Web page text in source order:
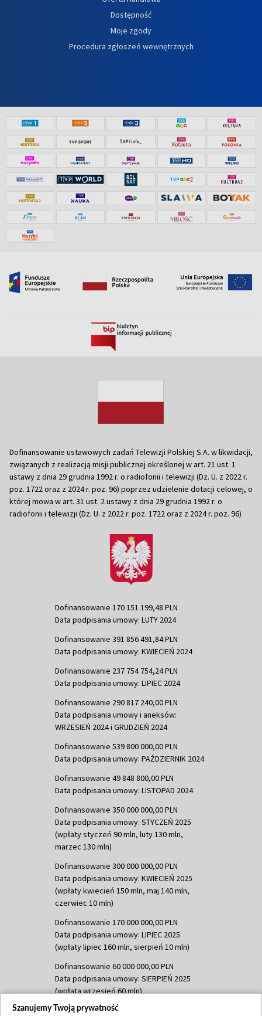
Dostępność
Moje zgody
Procedura zgłoszeń wewnętrznych
Dofinansowanie ustawowych zadań Telewizji Polskiej S.A. w likwidacji,
związanych z realizacją misji publicznej określonej w art. 21 ust. 1
ustawy z dnia 29 grudnia 1992 r. o radiofonii i telewizji (Dz. U. z 2022 r.
poz. 1722 oraz z 2024 r. poz. 96) poprzez udzielenie dotacji celowej, o
której mowa w art. 31 ust. 2 ustawy z dnia 29 grudnia 1992 r. o
radiofonii i telewizji (Dz. U. z 2022 r. poz. 1722 oraz z 2024 r. poz. 96)
Dofinansowanie 170 151 199,48 PLN
Data podpisania umowy: LUTY 2024
Dofinansowanie 391 856 491,84 PLN
Data podpisania umowy: KWIECIEŃ 2024
Dofinansowanie 237 754 754,24 PLN
Data podpisania umowy: LIPIEC 2024
Dofinansowanie 290 817 240,00 PLN
Data podpisania umowy i aneksów:
WRZESIEŃ 2024 i GRUDZIEŃ 2024
Dofinansowanie 539 800 000,00 PLN
Data podpisania umowy: PAŹDZIERNIK 2024
Dofinansowanie 49 848 800,00 PLN
Data podpisania umowy: LISTOPAD 2024
Dofinansowanie 350 000 000,00 PLN
Data podpisania umowy: STYCZEŃ 2025
(wpłaty styczeń 90 mln, luty 130 mln,
marzec 130 mln)
Dofinansowanie 300 000 000,00 PLN
Data podpisania umowy: KWIECIEŃ 2025
(wpłaty kwiecień 150 mln, maj 140 mln,
czerwiec 10 mln)
Dofinansowanie 170 000 000,00 PLN
Data podpisania umowy: LIPIEC 2025
(wpłaty lipiec 160 mln, sierpień 10 mln)
Dofinansowanie 60 000 000,00 PLN
Data podpisania umowy: SIERPIEŃ 2025
(wpłata wrzesień 60 mln)
Dofinansowanie 635 783 051,21 PLN
Szanujemy Twoją prywatność